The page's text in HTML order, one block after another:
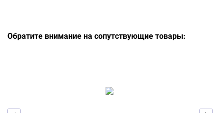
Обратите внимание на сопутствующие товары: